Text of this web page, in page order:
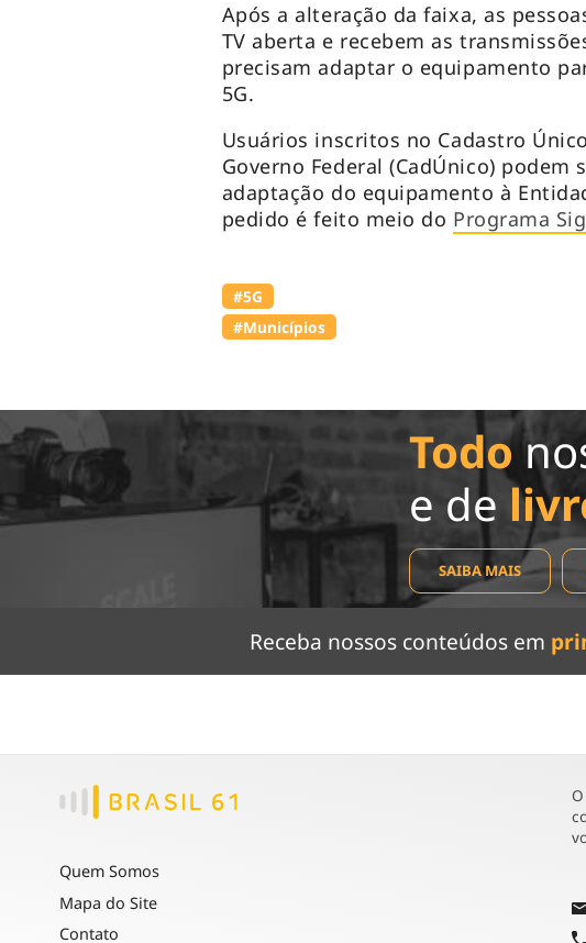
Após a alteração da faixa, as
TV aberta e recebem as
precisam adaptar o equipamento
5G.
Usuários inscritos no Cadastro
Governo Federal (CadÚnico)
adaptação do equipamento à
pedido é feito meio do Programa
#5G
#Municípios
Todo
e de
SAIBA MAIS
Receba nossos conteúdos em
Quem Somos
Mapa do Site
Contato
O